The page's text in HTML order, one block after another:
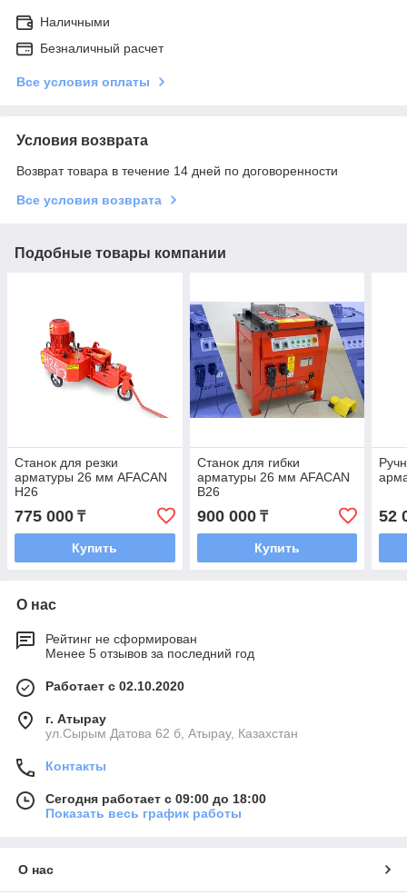
Наличными
Безналичный расчет
Все условия оплаты
Условия возврата
Возврат товара в течение 14 дней по договоренности
Все условия возврата
Подобные товары компании
Станок для резки
арматуры 26 мм AFACAN
H26
775 000 ₸
Купить
Станок для гибки
арматуры 26 мм AFACAN
B26
900 000₸
Купить
52
О нас
Рейтинг не сформирован
Менее 5 отзывов за последний год
Работает с 02.10.2020
г. Атырау
ул.Сырым Датова 62 б, Атырау, Казахстан
Контакты
Сегодня работает с 09:00 до 18:00
Показать весь график работы
О нас